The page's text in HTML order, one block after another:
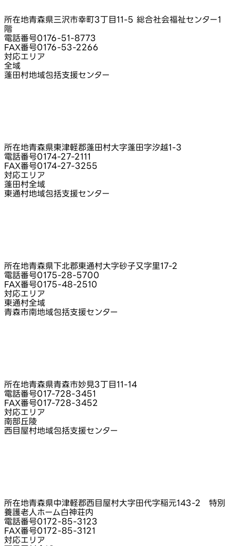
所在地青森県三沢市幸町3丁目11-5 総合社会福祉センター1
階
電話番号0176-51-8773
FAX番号0176-53-2266
対応エリア
全域
蓬田村地域包括支援センター
所在地青森県東津軽郡蓬田村大字蓬田字汐越1-3
電話番号0174-27-2111
FAX番号0174-27-3255
対応エリア
蓬田村全域
東通村地域包括支援センター
所在地青森県下北郡東通村大字砂子又字里17-2
電話番号0175-28-5700
FAX番号0175-48-2510
対応エリア
東通村全域
青森市南地域包括支援センター
所在地青森県青森市妙見3丁目11-14
電話番号017-728-3451
FAX番号017-728-3452
対応エリア
南部丘陵
西目屋村地域包括支援センター
所在地青森県中津軽郡西目屋村大字田代字稲元143-2 特別
養護老人ホーム白神荘内
電話番号0172-85-3123
FAX番号0172-85-3121
対応エリア